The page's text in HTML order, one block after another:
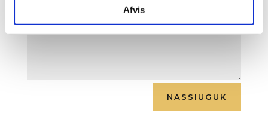
Afvis
NASSIUGUK